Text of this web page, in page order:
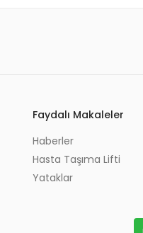
Faydalı Makaleler
Haberler
Hasta Taşıma Lifti
Yataklar